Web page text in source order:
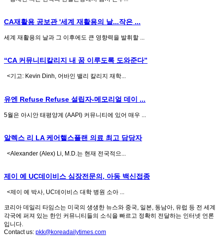
CA재활용 공보관 '세계 재활용의 날...작은 ...
세계 재활용의 날과 그 이후에도 큰 영향력을 발휘할 ...
“CA 커뮤니티칼리지 내 꿈 이루도록 도와준다”
<기고: Kevin Dinh, 어바인 밸리 칼리지 재학...
유엔 Refuse Refuse 설립자-메모리얼 데이 ...
5월은 아시안 태평양계 (AAPI) 커뮤니티에 있어 매우 ...
알렉스 리 LA 케어핼스플랜 의료 최고 담당자
<Alexander (Alex) Li, M.D.는 현재 전국적으...
제이 예 UC데이비스 심장전문의, 아동 백신접종
<제이 예 박사, UC데이비스 대학 병원 소아 ...
코리아 데일리 타임스는 미국의 생생한 뉴스와 중국, 일본, 동남아, 유럽 등 전 세계
각국에 퍼져 있는 한인 커뮤니티들의 소식을 빠르고 정확히 전달하는 인터넷 언론
입니다.
Contact us: pkk@koreadailytimes.com